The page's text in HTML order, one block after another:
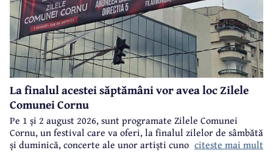
La finalul acestei săptămâni vor avea loc Zilele
Comunei Cornu
Pe 1 și 2 august 2026, sunt programate Zilele Comunei
Cornu, un festival care va oferi, la finalul zilelor de sâmbătă
și duminică, concerte ale unor artiști cunoscuți.citeste mai mult